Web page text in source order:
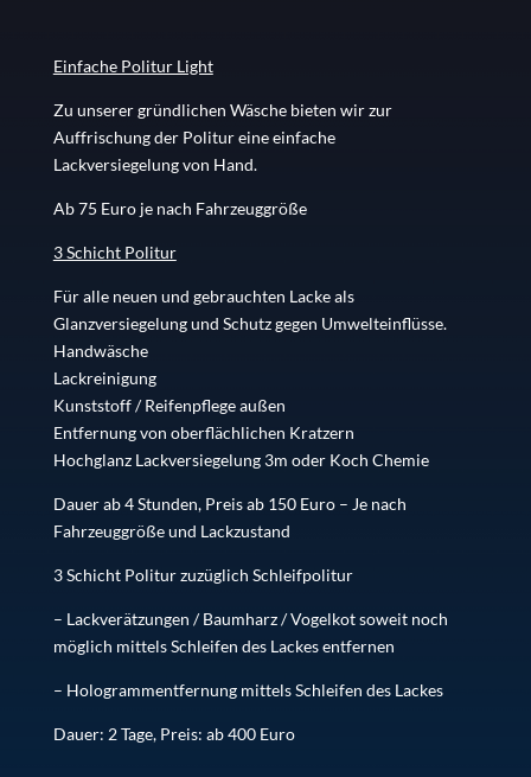
Einfache Politur Light
Zu unserer gründlichen Wäsche bieten wir zur
Auffrischung der Politur eine einfache
Lackversiegelung von Hand.
Ab 75 Euro je nach Fahrzeuggröße
3 Schicht Politur
Für alle neuen und gebrauchten Lacke als
Glanzversiegelung und Schutz gegen Umwelteinflüsse.
Handwäsche
Lackreinigung
Kunststoff / Reifenpflege außen
Entfernung von oberflächlichen Kratzern
Hochglanz Lackversiegelung 3m oder Koch Chemie
Dauer ab 4 Stunden, Preis ab 150 Euro – Je nach
Fahrzeuggröße und Lackzustand
3 Schicht Politur zuzüglich Schleifpolitur
– Lackverätzungen / Baumharz / Vogelkot soweit noch
möglich mittels Schleifen des Lackes entfernen
– Hologrammentfernung mittels Schleifen des Lackes
Dauer: 2 Tage, Preis: ab 400 Euro